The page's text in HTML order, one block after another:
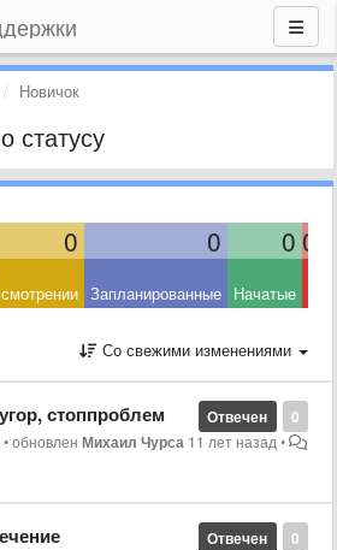
Новичок
статусу
0 0 0 0
Запланированные Начатые
Со свежими изменениями
0
Отвечен
стоппроблем
•обновленМихаил Чурса 11 лет назад•
0
Отвечен